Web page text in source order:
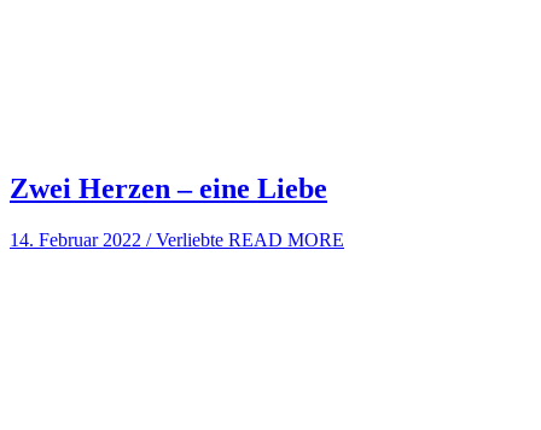
Zwei Herzen – eine Liebe
14. Februar 2022 /Verliebte READ MORE